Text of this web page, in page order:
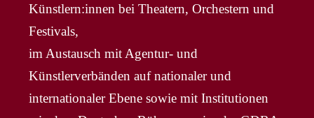
Künstlern:innen bei Theatern, Orchestern und
Festivals,
im Austausch mit Agentur- und
Künstlerverbänden auf nationaler und
internationaler Ebene sowie mit Institutionen